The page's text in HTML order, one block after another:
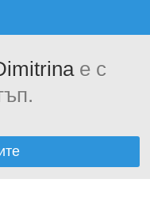
е с